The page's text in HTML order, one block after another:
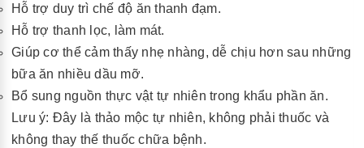
Hỗ trợ duy trì chế độ ăn thanh đạm.
Hỗ trợ thanh lọc, làm mát.
Giúp cơ thể cảm thấy nhẹ nhàng, dễ chịu hơn sau những
bữa ăn nhiều dầu mỡ.
Bổ sung nguồn thực vật tự nhiên trong khẩu phần ăn.
Lưu ý: Đây là thảo mộc tự nhiên, không phải thuốc và
không thay thế thuốc chữa bệnh.